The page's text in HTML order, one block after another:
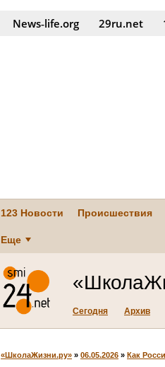
News‑life.org 29ru.net
123 Новости Происшествия
Еще
Сегодня Архив
«ШколаЖизни.ру» » 06.05.2026 » Как